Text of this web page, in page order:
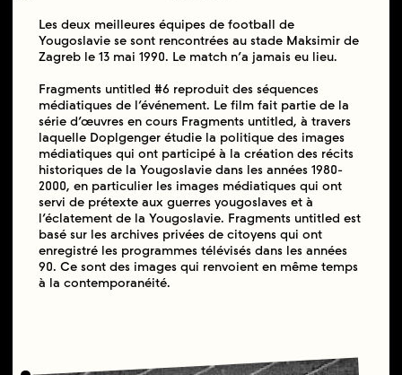
Les deux meilleures équipes de football de
Yougoslavie se sont rencontrées au stade Maksimir de
Zagreb le 13 mai 1990. Le match n’a jamais eu lieu.
Fragments untitled #6 reproduit des séquences
médiatiques de l’événement. Le film fait partie de la
série d’œuvres en cours Fragments untitled, à travers
laquelle Doplgenger étudie la politique des images
médiatiques qui ont participé à la création des récits
historiques de la Yougoslavie dans les années 1980-
2000, en particulier les images médiatiques qui ont
servi de prétexte aux guerres yougoslaves et à
l’éclatement de la Yougoslavie. Fragments untitled est
basé sur les archives privées de citoyens qui ont
enregistré les programmes télévisés dans les années
90. Ce sont des images qui renvoient en même temps
à la contemporanéité.